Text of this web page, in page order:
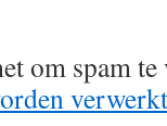
om spam
verwerkt